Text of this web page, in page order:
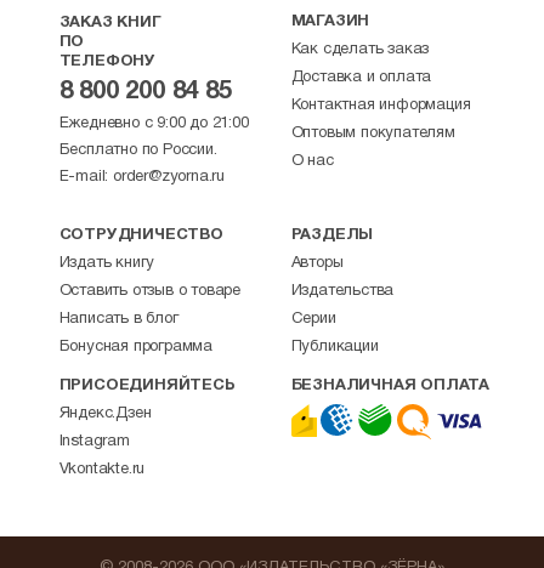
ЗАКАЗ КНИГ
ПО
ТЕЛЕФОНУ
8 800 200 84 85
Ежедневно с 9:00 до 21:00
Бесплатно по России.
E-mail: order@zyorna.ru
МАГАЗИН
Как сделать заказ
Доставка и оплата
Контактная информация
Оптовым покупателям
О нас
СОТРУДНИЧЕСТВО
Издать книгу
Оставить отзыв о товаре
Написать в блог
Бонусная программа
РАЗДЕЛЫ
Авторы
Издательства
Серии
Публикации
ПРИСОЕДИНЯЙТЕСЬ
Яндекс.Дзен
Instagram
Vkontakte.ru
БЕЗНАЛИЧНАЯ ОПЛАТА